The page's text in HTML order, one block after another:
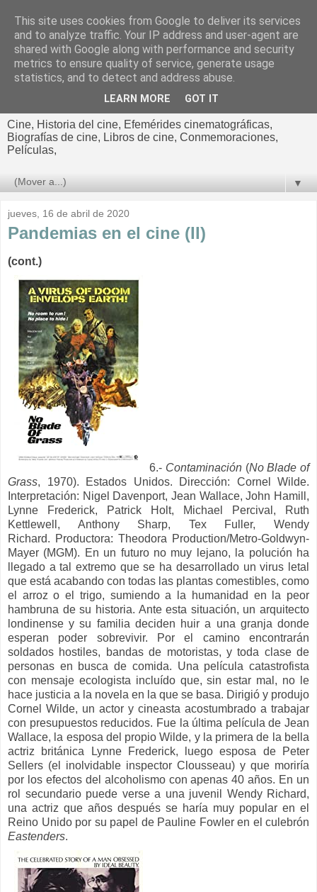
El cultural
cinematográfico de Jorge
Cine, Historia del cine, Efemérides cinematográficas,
Biografías de cine, Libros de cine, Conmemoraciones,
Películas,
▼
jueves, 16 de abril de 2020
Pandemias en el cine (II)
(cont.)
6.- Contaminación (No Blade of
Grass, 1970). Estados Unidos. Dirección: Cornel Wilde.
Interpretación: Nigel Davenport, Jean Wallace, John Hamill,
Lynne Frederick, Patrick Holt, Michael Percival, Ruth
Kettlewell, Anthony Sharp, Tex Fuller, Wendy
Richard. Productora: Theodora Production/Metro-Goldwyn-
Mayer (MGM). En un futuro no muy lejano,
la polución ha
llegado a tal extremo que se ha desarrollado un virus letal
que está acabando con todas las plantas comestibles, como
el arroz o el trigo, sumiendo a la humanidad en la peor
hambruna de su historia. Ante esta situación, un arquitecto
londinense y su familia deciden huir a una granja donde
esperan poder sobrevivir. Por el camino encontrarán
soldados hostiles, bandas de motoristas, y toda clase de
personas en busca de comida. Una película catastrofista
con mensaje ecologista incluído que, sin estar mal, no le
hace justicia a la novela en la que se basa. Dirigió y produjo
Cornel Wilde, un actor y cineasta acostumbrado a trabajar
con presupuestos reducidos. Fue la última película de Jean
Wallace, la esposa del propio Wilde, y la primera de la bella
actriz británica Lynne Frederick, luego esposa de Peter
Sellers (el inolvidable inspector Clousseau) y que moriría
por los efectos del alcoholismo con apenas 40 años. En un
rol secundario puede verse a una juvenil Wendy Richard,
una actriz que años después se haría muy popular en el
Reino Unido por su papel de Pauline Fowler en el culebrón
Eastenders.
This site uses cookies from Google to deliver its services
and to analyze traffic. Your IP address and user-agent are
shared with Google along with performance and security
metrics to ensure quality of service, generate usage
statistics, and to detect and address abuse.
LEARN MORE GOT IT